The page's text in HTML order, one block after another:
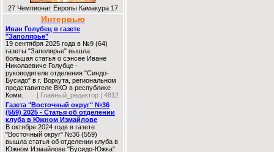
27 Чемпионат Европы Камакура 17
Интервью
Иван Голубец в газете
"Заполярье"
19 сентября 2025 года в №9 (64)
газеты "Заполярье" вышла
большая статья о сэнсее Иване
Николаевиче Голубце -
руководителе отделения "Синдо-
Бусидо" в г. Воркута, региональном
представителе ВКО в республике
Коми.
| Главный_редактор | 4812
Газета "Восточный округ" №36
(559) 2025 - Статья об отделении
клуба в Южном Измайлове
В октябре 2024 годв в газете
"Восточный округ" №36 (559)
вышла статья об отделении клуба в
Южном Измайлове "Бусидо-Южка"